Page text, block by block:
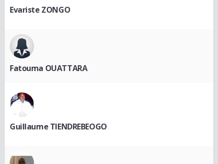
Evariste ZONGO
Fatouma OUATTARA
Guillaume TIENDREBEOGO